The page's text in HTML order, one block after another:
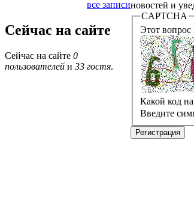
все записи
Сейчас на сайте
Сейчас на сайте 0
пользователей и 33 гостя.
новостей и
CAPTCHA
Какой код
Введите